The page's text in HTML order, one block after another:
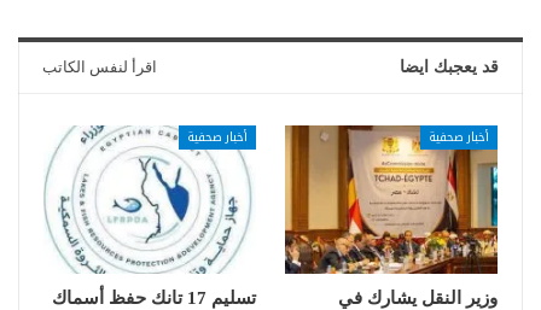
قد يعجبك ايضا اقرأ لنفس الكاتب
أخبار صحفية
وزير النقل يشارك في
أخبار صحفية
تسليم 17 تانك حفظ أسماك